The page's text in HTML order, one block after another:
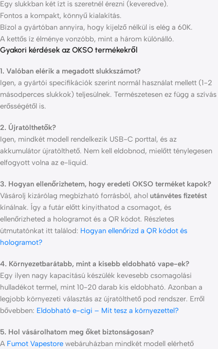
Egy slukkban két ízt is szeretnél érezni (keveredve).
Fontos a kompakt, könnyű kialakítás.
Bízol a gyártóban annyira, hogy kijelző nélkül is elég a 60K.
A kettős íz élménye vonzóbb, mint a három különálló.
Gyakori kérdések az OKSO termékekről
1. Valóban elérik a megadott slukkszámot?
Igen, a gyártói specifikációk szerint normál használat mellett (1-2
másodperces slukkok) teljesülnek. Természetesen ez függ a szívás
erősségétől is.
2. Újratölthetők?
Igen, mindkét modell rendelkezik USB-C porttal, és az
akkumulátor újratölthető. Nem kell eldobnod, mielőtt ténylegesen
elfogyott volna az e-liquid.
3. Hogyan ellenőrizhetem, hogy eredeti OKSO terméket kapok?
Vásárolj kizárólag megbízható forrásból, ahol utánvétes fizetést
kínálnak. Így a futár előtt kinyithatod a csomagot, és
ellenőrizheted a hologramot és a QR kódot. Részletes
útmutatónkat itt találod: Hogyan ellenőrizd a QR kódot és
hologramot?
4. Környezetbarátabb, mint a kisebb eldobható vape-ek?
Egy ilyen nagy kapacitású készülék kevesebb csomagolási
hulladékot termel, mint 10-20 darab kis eldobható. Azonban a
legjobb környezeti választás az újratölthető pod rendszer. Erről
bővebben: Eldobható e-cigi – Mit tesz a környezettel?
5. Hol vásárolhatom meg őket biztonságosan?
A Fumot Vapestore webáruházban mindkét modell elérhető